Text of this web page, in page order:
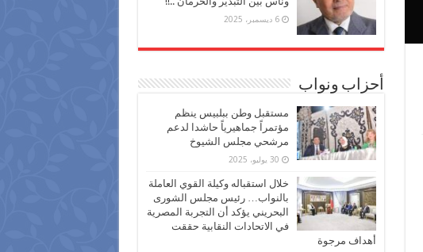
6 ديسمبر، 2025
أحزاب ونواب
مستقبل وطن ببلبيس ينظم
مؤتمراً جماهيرياً حاشدا لدعم
مرشحي مجلس الشيوخ
30 يوليو، 2025
خلال استقباله وكيلة القوي العاملة
بالنواب… رئيس مجلس الشورى
البحريني يؤكد أن التجربة المصرية
في الاتحادات النقابية حققت
أهداف مرجوة